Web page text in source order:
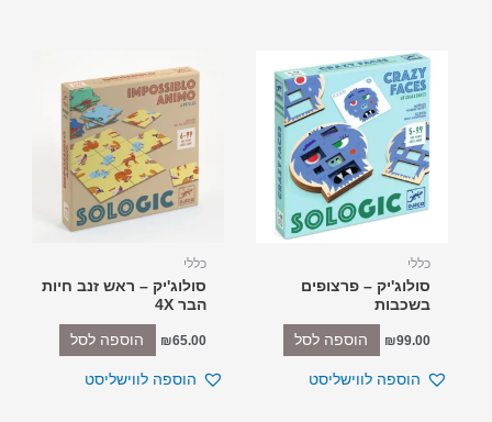
כללי
סולוג'יק – פרצופים
בשכבות
₪99.00 הוספה לסל
הוספה לווישליסט
כללי
סולוג'יק – ראש זנב חיות
הבר 4X
₪65.00 הוספה לסל
הוספה לווישליסט